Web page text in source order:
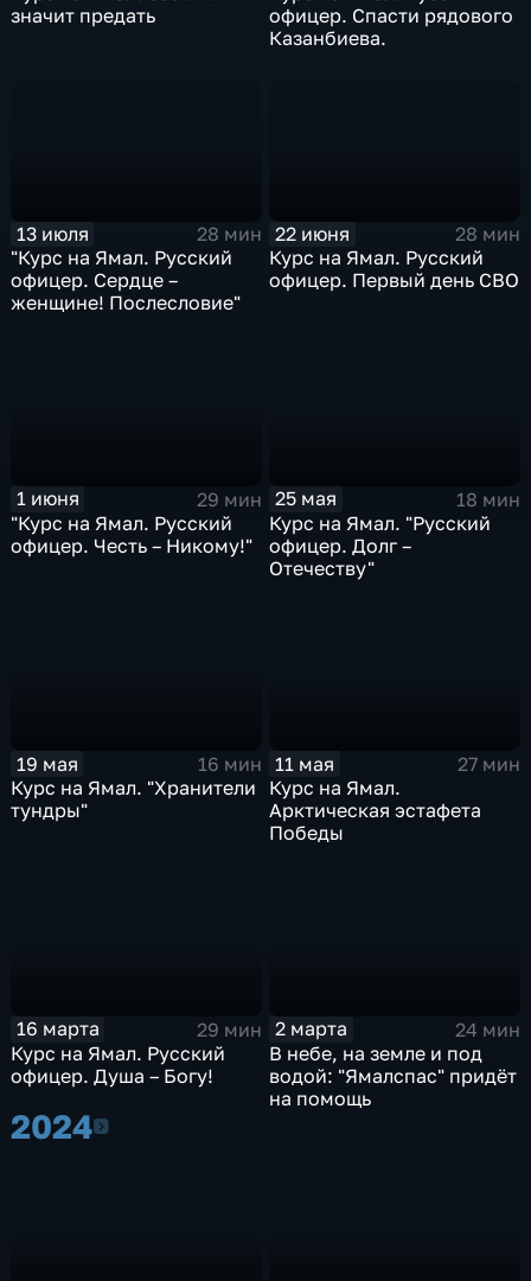
значит предать
офицер. Спасти рядового
Казанбиева.
13 июля
28 мин
"Курс на Ямал. Русский
офицер. Сердце –
женщине! Послесловие"
22 июня
28 мин
Курс на Ямал. Русский
офицер. Первый день СВО
1 июня
29 мин
"Курс на Ямал. Русский
офицер. Честь – Никому!"
25 мая
18 мин
Курс на Ямал. "Русский
офицер. Долг –
Отечеству"
19 мая
16 мин
Курс на Ямал. "Хранители
тундры"
11 мая
27 мин
Курс на Ямал.
Арктическая эстафета
Победы
16 марта
29 мин
Курс на Ямал. Русский
офицер. Душа – Богу!
2 марта
24 мин
В небе, на земле и под
водой: "Ямалспас" придёт
на помощь
20242024